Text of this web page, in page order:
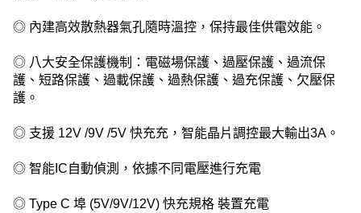
◎ 內建高效散熱器氣孔隨時溫控，保持最佳供電效能。
◎ 八大安全保護機制：電磁場保護、過壓保護、過流保
護、短路保護、過載保護、過熱保護、過充保護、欠壓保
護。
◎ 支援 12V /9V /5V 快充充，智能晶片調控最大輸出3A。
◎ 智能IC自動偵測，依據不同電壓進行充電
◎ Type C 埠 (5V/9V/12V) 快充規格 裝置充電